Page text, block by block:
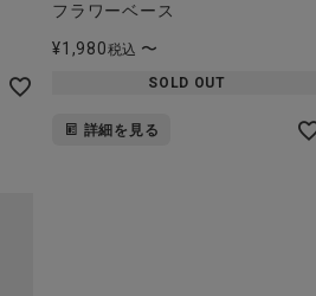
フラワーベース
¥1,980税込 〜
SOLD OUT
詳細を見る